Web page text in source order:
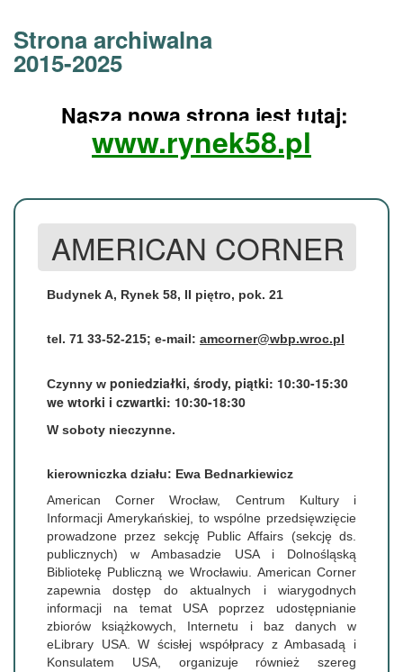
Strona archiwalna
2015-2025
Nasza nowa strona jest tutaj:
www.rynek58.pl
AMERICAN CORNER
Budynek A, Rynek 58, II piętro, pok. 21
tel. 71 33-52-215; e-mail: amcorner@wbp.wroc.pl
Czynny w poniedziałki, środy, piątki: 10:30-15:30
we wtorki i czwartki: 10:30-18:30
W soboty nieczynne.
kierowniczka działu: Ewa Bednarkiewicz
American Corner Wrocław, Centrum Kultury i
Informacji Amerykańskiej, to wspólne przedsięwzięcie
prowadzone przez sekcję Public Affairs (sekcję ds.
publicznych) w Ambasadzie USA i Dolnośląską
Bibliotekę Publiczną we Wrocławiu. American Corner
zapewnia dostęp do aktualnych i wiarygodnych
informacji na temat USA poprzez udostępnianie
zbiorów książkowych, Internetu i baz danych w
eLibrary USA. W ścisłej współpracy z Ambasadą i
Konsulatem USA, organizuje również szereg